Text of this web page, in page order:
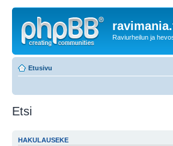
Raviurheilun ja
Etusivu
Etsi
HAKULAUSEKE